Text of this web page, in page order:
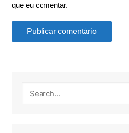
que eu comentar.